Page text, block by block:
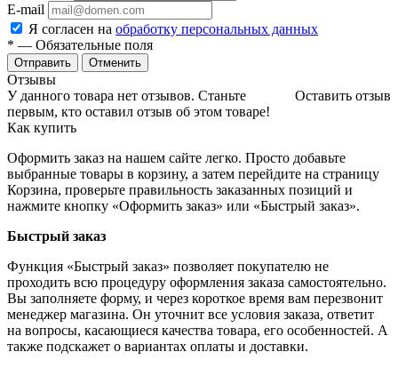
E-mail
Я согласен на обработку персональных данных
* — Обязательные поля
Отменить
Отзывы
Оставить отзыв
У данного товара нет отзывов. Станьте
первым, кто оставил отзыв об этом товаре!
Как купить
Оформить заказ на нашем сайте легко. Просто добавьте
выбранные товары в корзину, а затем перейдите на страницу
Корзина, проверьте правильность заказанных позиций и
нажмите кнопку «Оформить заказ» или «Быстрый заказ».
Быстрый заказ
Функция «Быстрый заказ» позволяет покупателю не
проходить всю процедуру оформления заказа самостоятельно.
Вы заполняете форму, и через короткое время вам перезвонит
менеджер магазина. Он уточнит все условия заказа, ответит
на вопросы, касающиеся качества товара, его особенностей. А
также подскажет о вариантах оплаты и доставки.